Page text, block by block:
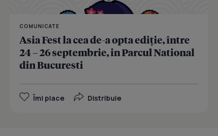
COMUNICATE
Asia Fest la cea de-a opta ediție, între
24 – 26 septembrie, in Parcul National
din Bucuresti
Îmi place Distribuie